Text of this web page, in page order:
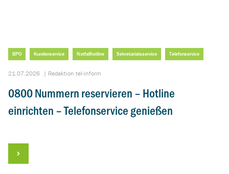
BPO Kundenservice Notfallhotline Sekretariatsservice Telefonservice
21.07.2026 | Redaktion tel-inform
0800 Nummern reservieren – Hotline
einrichten – Telefonservice genießen